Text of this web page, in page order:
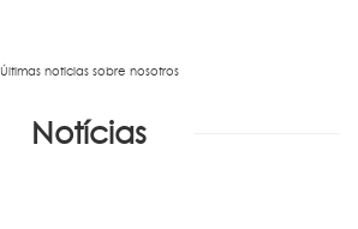
Últimas noticias sobre nosotros
Notícias